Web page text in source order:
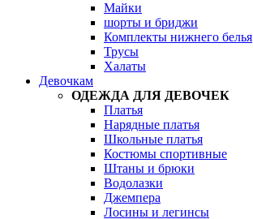
Майки
шорты и бриджи
Комплекты нижнего белья
Трусы
Халаты
Девочкам
ОДЕЖДА ДЛЯ ДЕВОЧЕК
Платья
Нарядные платья
Школьные платья
Костюмы спортивные
Штаны и брюки
Водолазки
Джемпера
Лосины и легинсы